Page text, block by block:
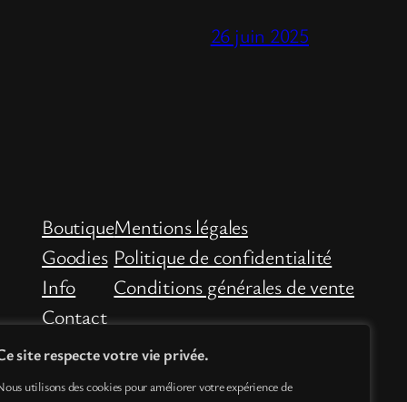
site respecte votre vie privée.
utilisons des cookies pour améliorer votre expérience de
26 juin 2025
Boutique
Goodies
Info
Contact
Mentions légales
Politique de confidentialité
Conditions générales de vente